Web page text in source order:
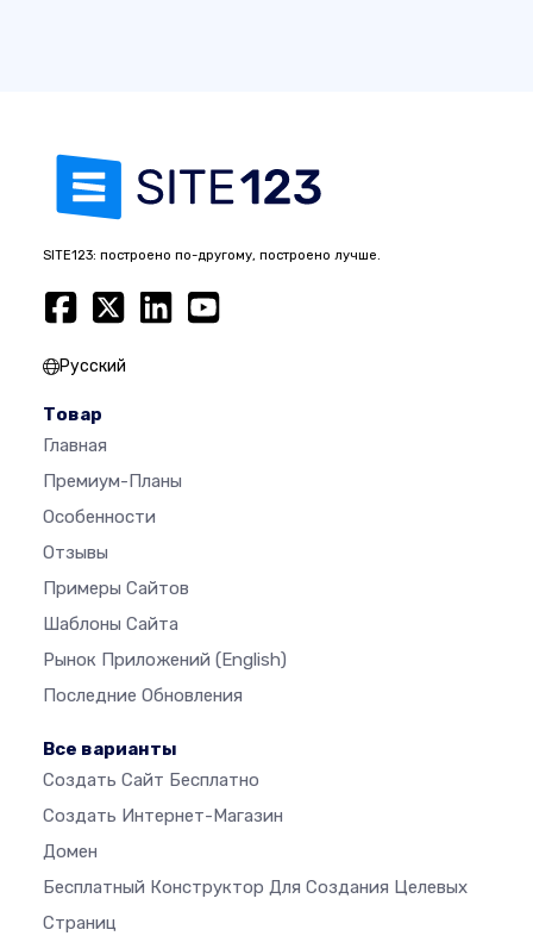
SITE123: построено по-другому, построено лучше.
Русский
Товар
Главная
Премиум-Планы
Особенности
Отзывы
Примеры Сайтов
Шаблоны Сайта
Рынок Приложений (English)
Последние Обновления
Все варианты
Создать Сайт Бесплатно
Создать Интернет-Магазин
Домен
Бесплатный Конструктор Для Создания Целевых
Страниц